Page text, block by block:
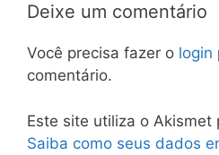
Deixe um comentário
Você precisa fazer o login
comentário.
Este site utiliza o Akismet
Saiba como seus dados